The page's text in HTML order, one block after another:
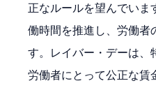
正なルールを望んでいま
働時間を推進し、労働者
す。レイバー・デーは、
労働者にとって公正な